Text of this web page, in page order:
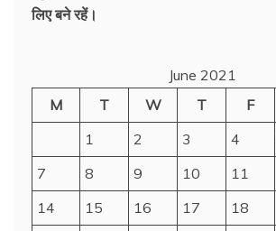
लिए बने रहें।
June 2021
M
T W T F
1
2 3 4
7
8 9 10 11
14
15 16 17 18